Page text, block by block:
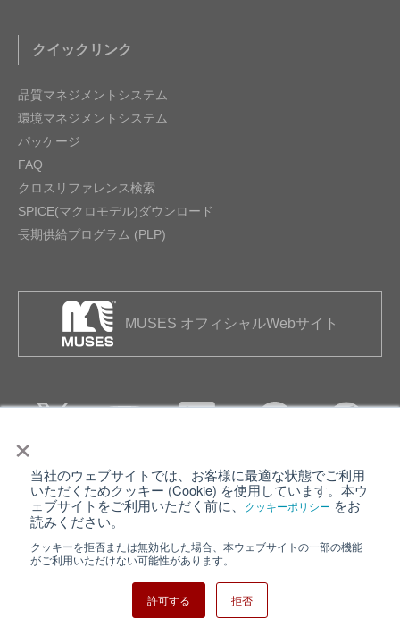
×
当社のウェブサイトでは、お客様に最適な状態でご利用
いただくためクッキー (Cookie) を使用しています。本ウ
ェブサイトをご利用いただく前に、
クッキーポリシー をお
読みください。
クッキーを拒否または無効化した場合、本ウェブサイトの一部の機能
がご利用いただけない可能性があります。
許可する 拒否
クイックリンク
品質マネジメントシステム
環境マネジメントシステム
パッケージ
FAQ
クロスリファレンス検索
SPICE(マクロモデル)ダウンロード
長期供給プログラム (PLP)
MUSES オフィシャルWebサイト
個人情報保護について ウェブサイト利用規約
クッキーポリシー
日清紡ホールディングス
Copyright ⓒ Nisshinbo Micro Devices Inc. All Rights Reserved.